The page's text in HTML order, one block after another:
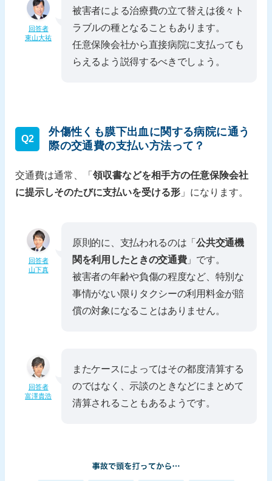
回答者
東山大祐
被害者による治療費の立て替えは後々ト
ラブルの種となることもあります。
任意保険会社から直接病院に支払っても
らえるよう説得するべきでしょう。
Q2
外傷性くも膜下出血に関する病院に通う
際の交通費の支払い方法って？
交通費は通常、「領収書などを相手方の任意保険会社
に提示しそのたびに支払いを受ける形 」になります。
回答者
山下真
原則的に、支払われるのは「公共交通機
関を利用したときの交通費」です。
被害者の年齢や負傷の程度など、特別な
事情がない限りタクシーの利用料金が賠
償の対象になることはありません。
回答者
富澤貴浩
またケースによってはその都度清算する
のではなく、示談のときなどにまとめて
清算されることもあるようです。